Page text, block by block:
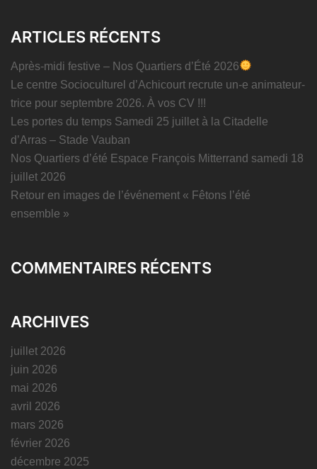
ARTICLES RÉCENTS
Après-midi festive – Nos Quartiers d’Été 2026
Le centre Socioculturel d’Achicourt recrute un-e animateur-
trice pour septembre 2026. À vos CV !!!
Les portes du temps Samedi 25 juillet à la Citadelle
d’Arras – Stade Vauban
Nos Quartiers d’été Espace François Mitterrand samedi 18
juillet 2026
Retour en images de l’événement « Fêtons l’été
ensemble »
COMMENTAIRES RÉCENTS
ARCHIVES
juillet 2026
juin 2026
mai 2026
avril 2026
mars 2026
février 2026
décembre 2025